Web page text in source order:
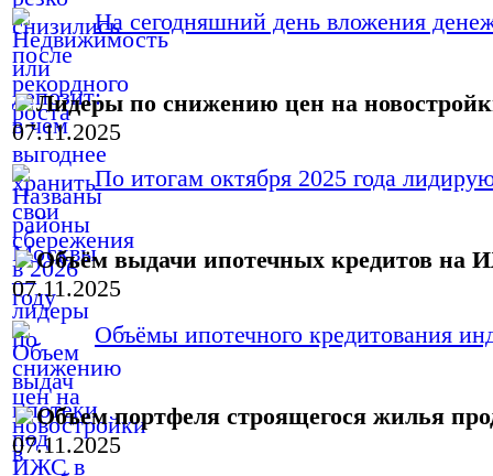
На сегодняшний день вложения
Лидеры по снижению цен на
07.11.2025
По итогам октября 2025 года
Объём выдачи ипотечных кредитов на
07.11.2025
Объёмы ипотечного кредитования
Объем портфеля строящегося жилья
07.11.2025